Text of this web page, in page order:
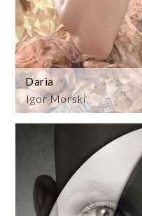
Igor Morski
Daria